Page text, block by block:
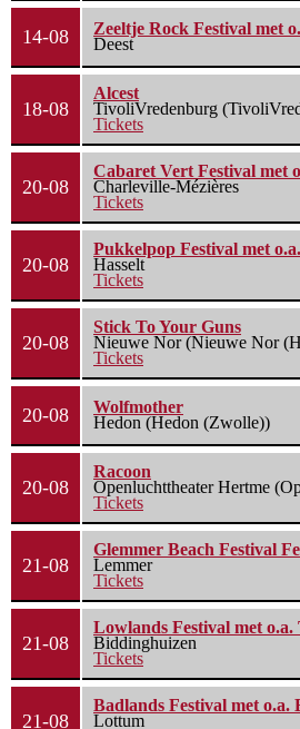
14-08
Zeeltje Rock Festival met
Deest
18-08
Alcest
TivoliVredenburg
Tickets
20-08
Cabaret Vert Festival met
Charleville-Mézières
Tickets
20-08
Pukkelpop Festival met
Hasselt
Tickets
20-08
Stick To Your Guns
Nieuwe Nor (Nieuwe Nor
Tickets
20-08
Wolfmother
Hedon (Hedon (Zwolle))
20-08
Racoon
Openluchttheater Hertme
Tickets
21-08
Glemmer Beach Festival
Lemmer
Tickets
21-08
Lowlands Festival met
Biddinghuizen
Tickets
21-08
Badlands Festival met o.a.
Lottum